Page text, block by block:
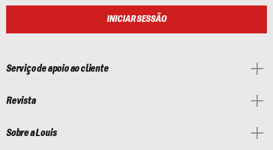
INICIAR SESSÃO
Serviço de apoio ao cliente
Revista
Sobre a Louis